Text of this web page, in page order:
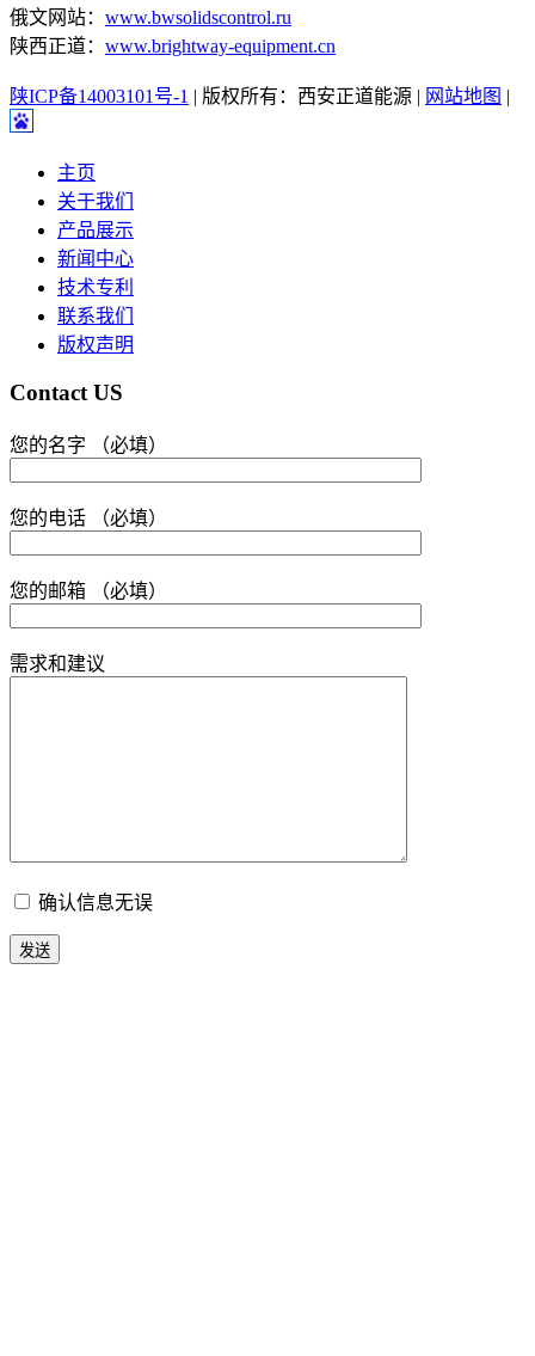
俄文网站： www.bwsolidscontrol.ru
陕西正道： www.brightway-equipment.cn
陕ICP备14003101号-1 | 版权所有：西安正道能源 | 网站地图 |
主页
关于我们
产品展示
新闻中心
技术专利
联系我们
版权声明
Contact US
您的名字 （必填）
您的电话 （必填）
您的邮箱 （必填）
需求和建议
确认信息无误